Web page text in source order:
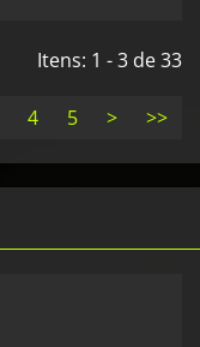
Itens: 1 - 3 de 33
4 5 > >>